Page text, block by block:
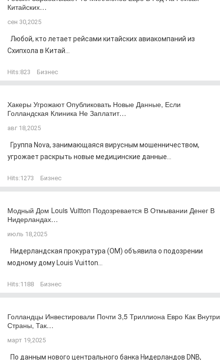
Китайских…
сен 30,2025
Любой, кто летает рейсами китайских авиакомпаний из
Схипхола в Китай...
Hits:823 Бизнес
Хакеры Угрожают Опубликовать Новые Данные, Если
Голландская Клиника Не Заплатит…
авг 18,2025
Группа Nova, занимающаяся вирусным мошенничеством,
угрожает раскрыть новые медицинские данные...
Hits:1273 Бизнес
Модный Дом Louis Vuitton Подозревается В Отмывании Денег В
Нидерландах…
июль 18,2025
Нидерландская прокуратура (OM) объявила о подозрении
модному дому Louis Vuitton...
Hits:1188 Бизнес
Голландцы Инвестировали Почти 3,5 Триллиона Евро Как Внутри
Страны, Так…
март 19,2025
По данным нового центрального банка Нидерландов DNB,